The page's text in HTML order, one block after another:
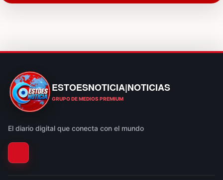
ESTOESNOTICIA|NOTICIAS
ESTOESNOTICIA|NOTICIAS
GRUPO DE MEDIOS PREMIUM
El diario digital que conecta con el mundo